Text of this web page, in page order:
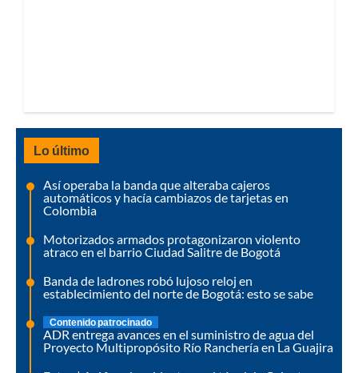
Lo último
Así operaba la banda que alteraba cajeros
automáticos y hacía cambiazos de tarjetas en
Colombia
Motorizados armados protagonizaron violento
atraco en el barrio Ciudad Salitre de Bogotá
Banda de ladrones robó lujoso reloj en
establecimiento del norte de Bogotá: esto se sabe
Contenido patrocinado
ADR entrega avances en el suministro de agua del
Proyecto Multipropósito Río Ranchería en La Guajira